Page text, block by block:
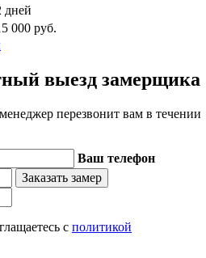
дней
000 руб.
выезд замерщика
перезвонит вам в течении
Ваш телефон
с политикой